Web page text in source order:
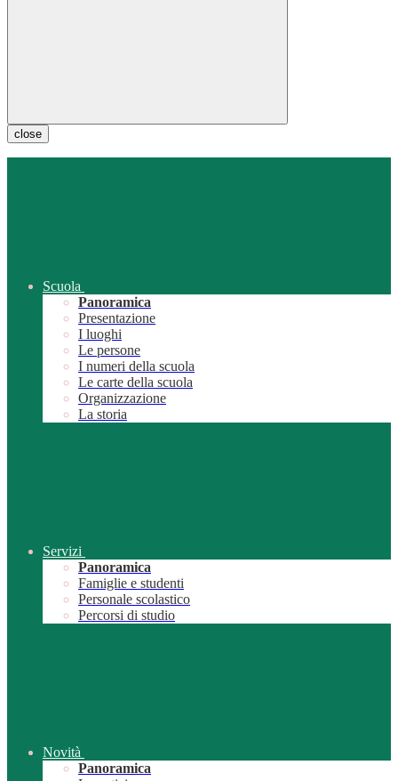
close
Scuola
Panoramica
Presentazione
I luoghi
Le persone
I numeri della scuola
Le carte della scuola
Organizzazione
La storia
Servizi
Panoramica
Famiglie e studenti
Personale scolastico
Percorsi di studio
Novità
Panoramica